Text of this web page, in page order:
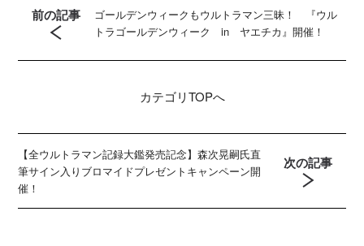
前の記事
ゴールデンウィークもウルトラマン三昧！ 『ウル
トラゴールデンウィーク in ヤエチカ』開催！
カテゴリTOPへ
【全ウルトラマン記録大鑑発売記念】森次晃嗣氏直
筆サイン入りブロマイドプレゼントキャンペーン開
催！
次の記事